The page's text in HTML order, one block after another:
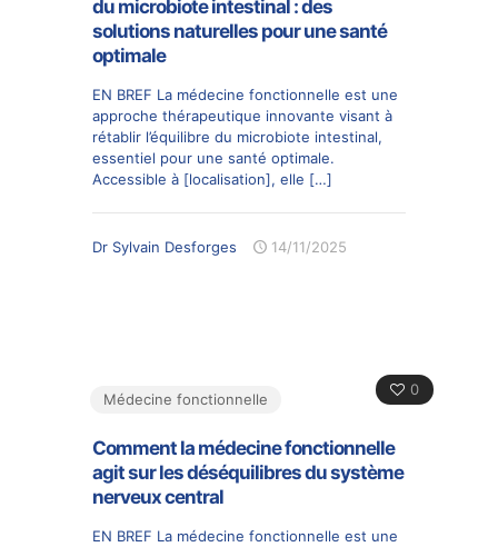
du microbiote intestinal : des
solutions naturelles pour une santé
optimale
EN BREF La médecine fonctionnelle est une
approche thérapeutique innovante visant à
rétablir l’équilibre du microbiote intestinal,
essentiel pour une santé optimale.
Accessible à [localisation], elle […]
Dr Sylvain Desforges 14/11/2025
0
Médecine fonctionnelle
Comment la médecine fonctionnelle
agit sur les déséquilibres du système
nerveux central
EN BREF La médecine fonctionnelle est une